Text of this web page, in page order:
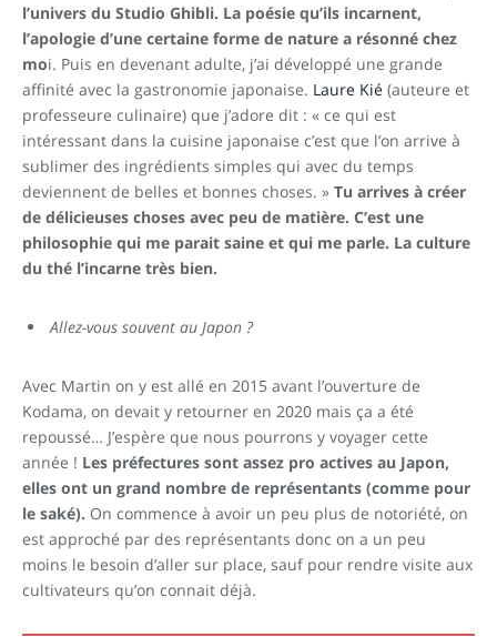
l’univers du Studio Ghibli. La poésie qu’ils incarnent,
l’apologie d’une certaine forme de nature a résonné chez
moi. Puis en devenant adulte, j’ai développé une grande
affinité avec la gastronomie japonaise. Laure Kié (auteure et
professeure culinaire) que j’adore dit : « ce qui est
intéressant dans la cuisine japonaise c’est que l’on arrive à
sublimer des ingrédients simples qui avec du temps
deviennent de belles et bonnes choses. » Tu arrives à créer
de délicieuses choses avec peu de matière. C’est une
philosophie qui me parait saine et qui me parle. La culture
du thé l’incarne très bien.
Allez-vous souvent au Japon ?
Avec Martin on y est allé en 2015 avant l’ouverture de
Kodama, on devait y retourner en 2020 mais ça a été
repoussé… J’espère que nous pourrons y voyager cette
année ! Les préfectures sont assez pro actives au Japon,
elles ont un grand nombre de représentants (comme pour
le saké). On commence à avoir un peu plus de notoriété, on
est approché par des représentants donc on a un peu
moins le besoin d’aller sur place, sauf pour rendre visite aux
cultivateurs qu’on connait déjà.